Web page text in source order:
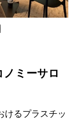
ミーサロ
けるプラスチッ